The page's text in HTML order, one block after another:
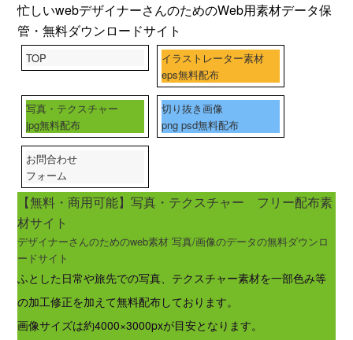
忙しいwebデザイナーさんのためのWeb用素材データ保
管・無料ダウンロードサイト
TOP
イラストレーター素材
eps無料配布
写真・テクスチャー
jpg無料配布
切り抜き画像
png psd無料配布
お問合わせ
フォーム
【無料・商用可能】写真・テクスチャー フリー配布素
材サイト
デザイナーさんのためのweb素材 写真/画像のデータの無料ダウンロ
ードサイト
ふとした日常や旅先での写真、テクスチャー素材を一部色み等
の加工修正を加えて無料配布しております。
画像サイズは約4000×3000pxが目安となります。